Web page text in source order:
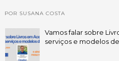
POR SUSANA COSTA
Vamos falar sobre
serviços e modelos